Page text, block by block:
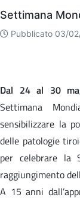
Eventi
Settimana
Pubblicato 03/
Dal 24 al 30
Settimana
sensibilizzare la
delle patologie
per celebrare la
raggiungimento
A 15 anni